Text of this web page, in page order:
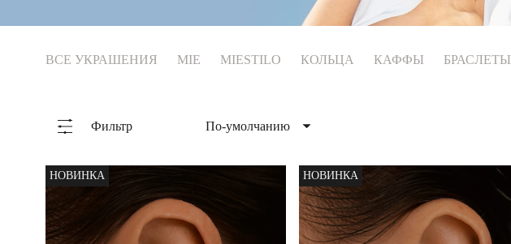
ВСЕ УКРАШЕНИЯ MIE MIESTILO КОЛЬЦА КАФФЫ БРАСЛЕТЫ
Фильтр
По-умолчанию
Сначала популярные
Сначала дорогие
НОВИНКА НОВИНКА